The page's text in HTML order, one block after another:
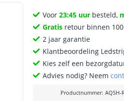
Voor23:45 uur besteld,
Gratis retour binnen
2 jaar garantie
Klantbeoordeling
Kies zelf een
Advies nodig? Neem
Productnummer: AQSH-